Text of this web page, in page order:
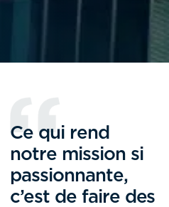
Ce qui rend
notre mission si
passionnante,
c’est de faire des